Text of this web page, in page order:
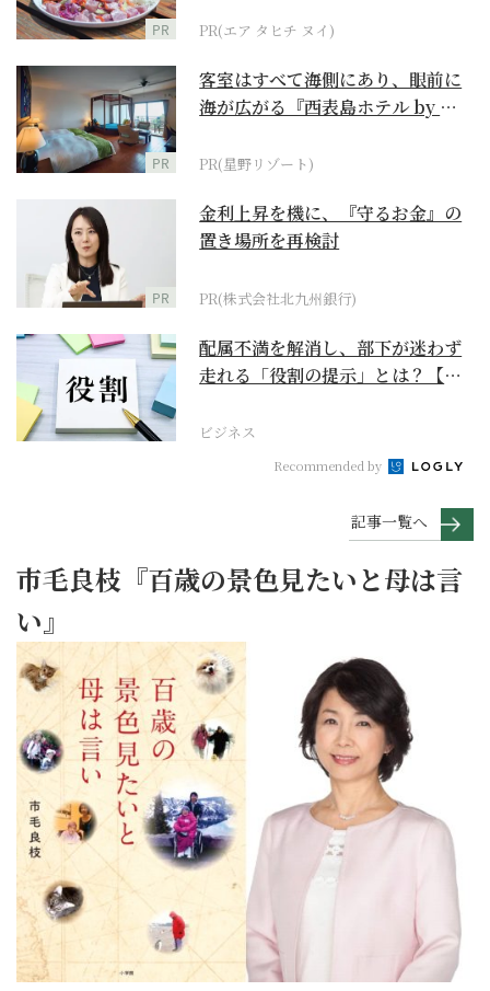
PR PR(エア タヒチ ヌイ)
PR
客室はすべて海側にあり、眼前に
海が広がる『西表島ホテル by 星
PR(星野リゾート)
PR
金利上昇を機に、『守るお金』の
置き場所を再検討
PR(株式会社北九州銀行)
配属不満を解消し、部下が迷わず
走れる「役割の提示」とは？【ビ
ビジネス
Recommended by
記事一覧へ
市毛良枝『百歳の景色見たいと母は言
い』